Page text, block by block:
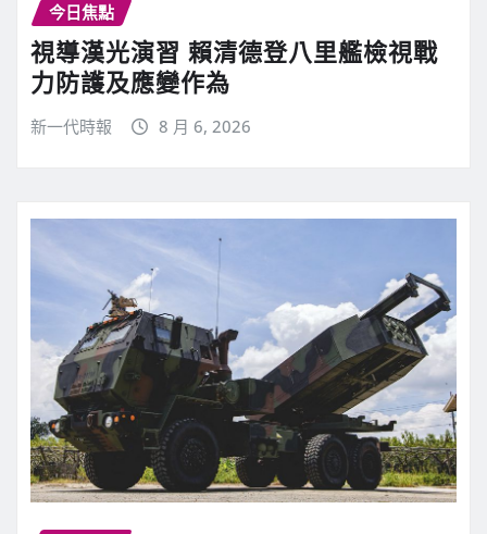
今日焦點
視導漢光演習 賴清德登八里艦檢視戰
力防護及應變作為
新一代時報 8 月 6, 2026